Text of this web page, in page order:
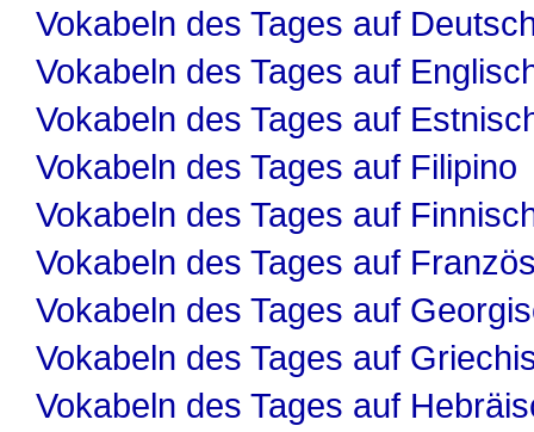
Vokabeln des Tages auf
Vokabeln des Tages auf
Vokabeln des Tages auf
Vokabeln des Tages auf Filipino
Vokabeln des Tages auf
Vokabeln des Tages auf
Vokabeln des Tages auf
Vokabeln des Tages auf
Vokabeln des Tages auf